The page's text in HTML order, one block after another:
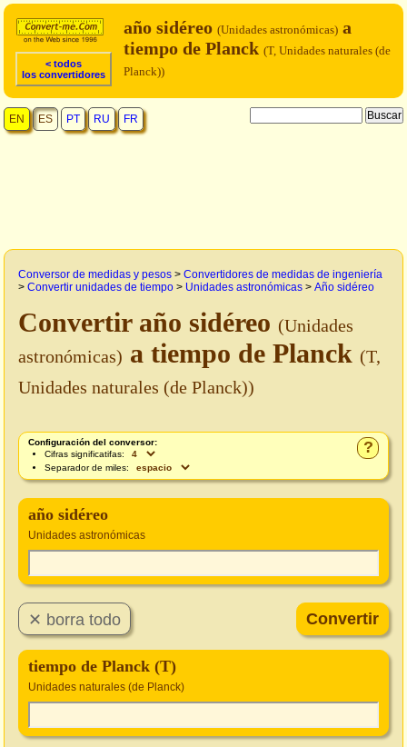
< todos
los convertidores
año sidéreo (Unidades astronómicas) a
tiempo de Planck (T, Unidades naturales (de
Planck))
EN ES PT RU FR
Conversor de medidas y pesos > Convertidores de medidas de ingeniería
> Convertir unidades de tiempo > Unidades astronómicas > Año sidéreo
Convertir año sidéreo (Unidades
astronómicas) a tiempo de Planck (T,
Unidades naturales (de Planck))
?
Configuración del conversor:
Cifras significatifas:
Separador de miles:
año sidéreo
Unidades astronómicas
tiempo de Planck (T)
Unidades naturales (de Planck)